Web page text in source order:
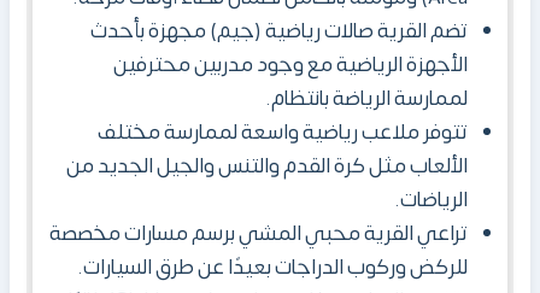
تضم القرية صالات رياضية (جيم) مجهزة بأحدث
الأجهزة الرياضية مع وجود مدربين محترفين
لممارسة الرياضة بانتظام.
تتوفر ملاعب رياضية واسعة لممارسة مختلف
الألعاب مثل كرة القدم والتنس والجيل الجديد من
الرياضات.
تراعي القرية محبي المشي برسم مسارات مخصصة
للركض وركوب الدراجات بعيدًا عن طرق السيارات.